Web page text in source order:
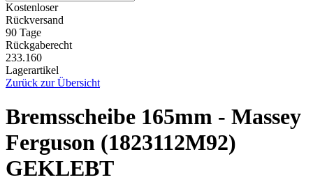
Kostenloser
Rückversand
90 Tage
Rückgaberecht
233.160
Lagerartikel
Zurück zur Übersicht
Bremsscheibe 165mm - Massey
Ferguson (1823112M92)
GEKLEBT